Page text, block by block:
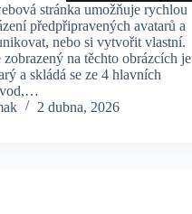
stránka umožňuje rychlou
předpřipravených avatarů a
nebo si vytvořit vlastní.
zobrazený na těchto obrázcích je
a skládá se ze 4 hlavních
2 dubna, 2026